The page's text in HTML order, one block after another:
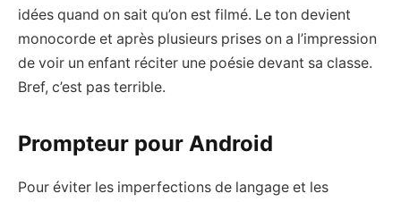
idées quand on sait qu’on est filmé. Le ton devient
monocorde et après plusieurs prises on a l’impression
de voir un enfant réciter une poésie devant sa classe.
Bref, c’est pas terrible.
Prompteur pour Android
Pour éviter les imperfections de langage et les